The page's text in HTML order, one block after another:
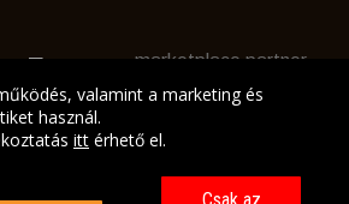
marketplace partner
valamint a marketing és
használ.
itt érhető el.